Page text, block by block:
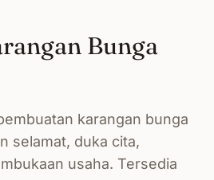
Bunga
karangan bunga
selamat, duka cita,
usaha. Tersedia